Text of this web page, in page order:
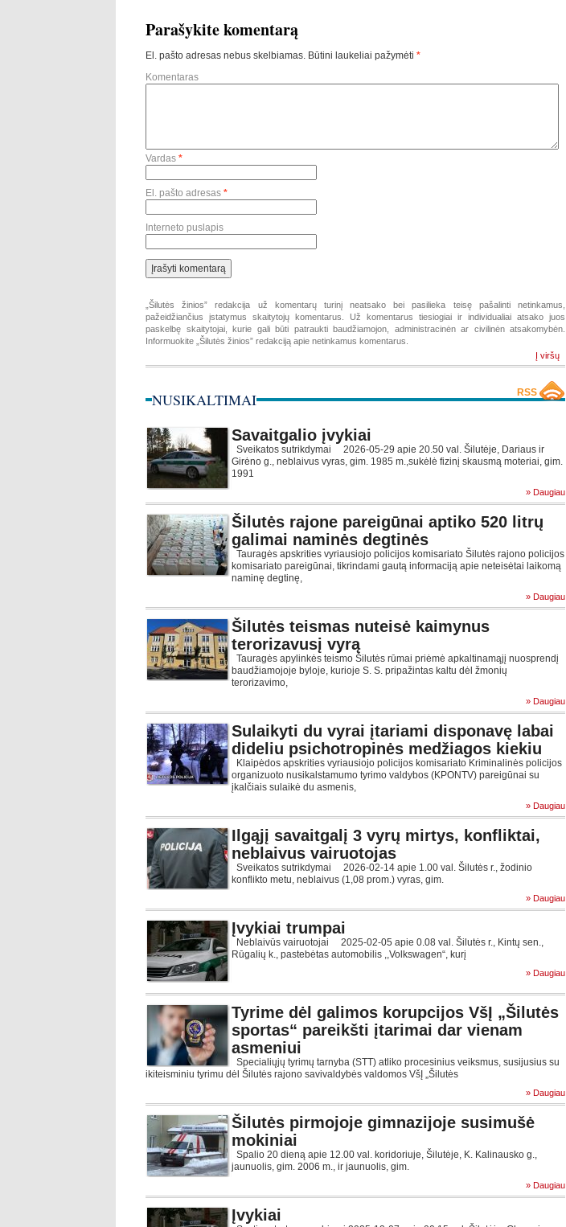
Parašykite komentarą
El. pašto adresas nebus skelbiamas. Būtini laukeliai pažymėti *
Komentaras
Vardas *
El. pašto adresas *
Interneto puslapis
„Šilutės žinios” redakcija už komentarų turinį neatsako bei pasilieka teisę pašalinti netinkamus,
pažeidžiančius įstatymus skaitytojų komentarus. Už komentarus tiesiogiai ir individualiai atsako juos
paskelbę skaitytojai, kurie gali būti patraukti baudžiamojon, administracinėn ar civilinėn atsakomybėn.
Informuokite „Šilutės žinios” redakciją apie netinkamus komentarus.
Į viršų
NUSIKALTIMAI RSS
Savaitgalio įvykiai
Sveikatos sutrikdymai 2026-05-29 apie 20.50 val. Šilutėje, Dariaus ir
Girėno g., neblaivus vyras, gim. 1985 m.,sukėlė fizinį skausmą moteriai, gim.
1991
» Daugiau
Šilutės rajone pareigūnai aptiko 520 litrų
galimai naminės degtinės
Tauragės apskrities vyriausiojo policijos komisariato Šilutės rajono policijos
komisariato pareigūnai, tikrindami gautą informaciją apie neteisėtai laikomą
naminę degtinę,
» Daugiau
Šilutės teismas nuteisė kaimynus
terorizavusį vyrą
Tauragės apylinkės teismo Šilutės rūmai priėmė apkaltinamąjį nuosprendį
baudžiamojoje byloje, kurioje S. S. pripažintas kaltu dėl žmonių
terorizavimo,
» Daugiau
Sulaikyti du vyrai įtariami disponavę labai
dideliu psichotropinės medžiagos kiekiu
Klaipėdos apskrities vyriausiojo policijos komisariato Kriminalinės policijos
organizuoto nusikalstamumo tyrimo valdybos (KPONTV) pareigūnai su
įkalčiais sulaikė du asmenis,
» Daugiau
Ilgąjį savaitgalį 3 vyrų mirtys, konfliktai,
neblaivus vairuotojas
Sveikatos sutrikdymai 2026-02-14 apie 1.00 val. Šilutės r., žodinio
konflikto metu, neblaivus (1,08 prom.) vyras, gim.
» Daugiau
Įvykiai trumpai
Neblaivūs vairuotojai 2025-02-05 apie 0.08 val. Šilutės r., Kintų sen.,
Rūgalių k., pastebėtas automobilis ,,Volkswagen“, kurį
» Daugiau
Tyrime dėl galimos korupcijos VšĮ „Šilutės
sportas“ pareikšti įtarimai dar vienam
asmeniui
Specialiųjų tyrimų tarnyba (STT) atliko procesinius veiksmus, susijusius su
ikiteisminiu tyrimu dėl Šilutės rajono savivaldybės valdomos VšĮ „Šilutės
» Daugiau
Šilutės pirmojoje gimnazijoje susimušė
mokiniai
Spalio 20 dieną apie 12.00 val. koridoriuje, Šilutėje, K. Kalinausko g.,
jaunuolis, gim. 2006 m., ir jaunuolis, gim.
» Daugiau
Įvykiai